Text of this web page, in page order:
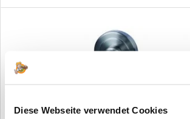
Diese Webseite verwendet Cookies